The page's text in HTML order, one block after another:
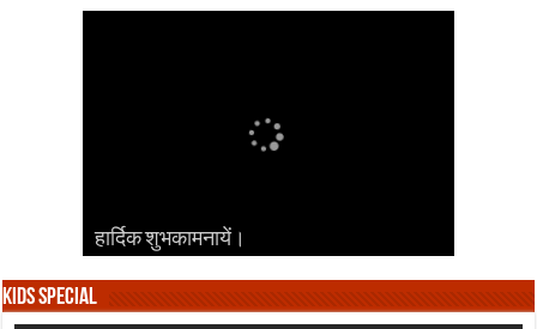
हार्दिक शुभकामनायें।
हार्दिक शुभकामनायें।
हार्दिक शुभकामनायें।
हार्दिक शुभकामनायें।
हार्दिक शुभकामनायें।
Kids Special